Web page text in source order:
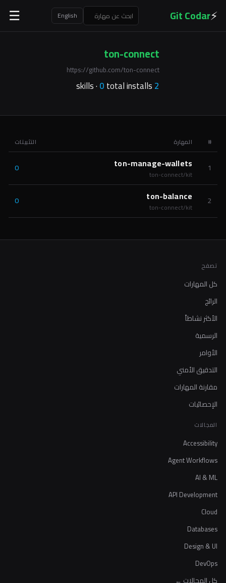
⚡
Git Codar
English
☰
ton-connect
https://github.com/ton-connect
2
0total installs
# المهارة التثبيتات
1
ton-manage-wallets
ton-connect/kit
0
2
ton-balance
ton-connect/kit
0
تصفح
كل المهارات
الرائج
الأكثر نشاطاً
الرسمية
الأوامر
التدقيق الأمني
مقارنة المهارات
الإحصائيات
المجالات
Accessibility
Agent Workflows
AI & ML
API Development
Cloud
Databases
Design & UI
DevOps